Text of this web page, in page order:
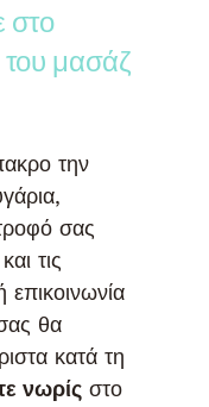
στο
του μασάζ
την
σας
τις
θα
κατά τη
νωρίςστο